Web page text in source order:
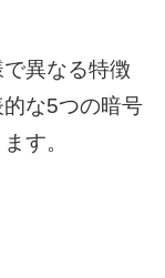
異なる特徴
な5つの暗号
す。